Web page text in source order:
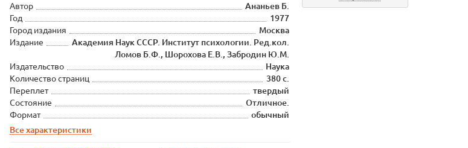
Автор
Ананьев Б.
Год
1977
Город издания
Москва
Издание
Академия Наук СССР. Институт психологии. Ред.кол.
Ломов Б.Ф., Шорохова Е.В., Забродин Ю.М.
Издательство
Наука
Количество страниц
380 с.
Переплет
твердый
Состояние
Отличное.
Формат
обычный
Все характеристики